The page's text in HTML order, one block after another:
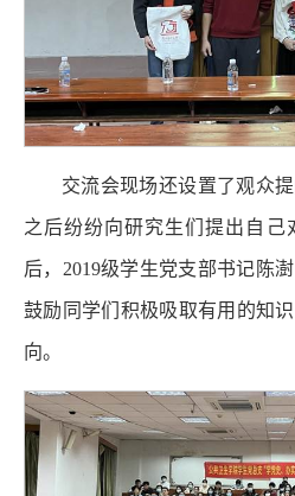
交流会现场还设置了观众
之后纷纷向研究生们提出自己
后，2019级学生党支部书记陈
鼓励同学们积极吸取有用的知
向。